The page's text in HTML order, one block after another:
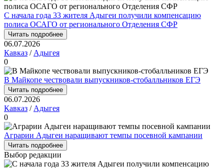
С начала года 33 жителя Адыгеи получили компенсацию
полиса ОСАГО от регионального Отделения СФР
Читать подробнее
06.07.2026
Кавказ / Адыгея
0
В Майкопе чествовали выпускников-стобалльников ЕГЭ
Читать подробнее
06.07.2026
Кавказ / Адыгея
0
Аграрии Адыгеи наращивают темпы посевной кампании
Читать подробнее
Выбор редакции